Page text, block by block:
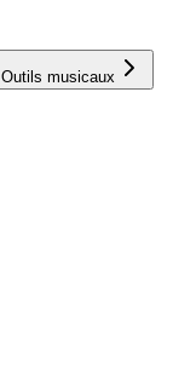
Outils musicaux